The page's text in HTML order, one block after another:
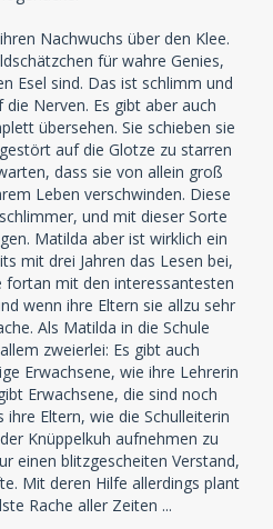
Nachwuchs über den Klee.
für wahre Genies,
Esel sind. Das ist schlimm und
Nerven. Es gibt aber auch
übersehen. Sie schieben sie
auf die Glotze zu starren
dass sie von allein groß
Leben verschwinden. Diese
und mit dieser Sorte
Matilda aber ist wirklich ein
mit drei Jahren das Lesen bei,
mit den interessantesten
wenn ihre Eltern sie allzu sehr
Als Matilda in die Schule
zweierlei: Es gibt auch
Erwachsene, wie ihre Lehrerin
Erwachsene, die sind noch
Eltern, wie die Schulleiterin
Knüppelkuh aufnehmen zu
einen blitzgescheiten Verstand,
Mit deren Hilfe allerdings plant
Rache aller Zeiten ...